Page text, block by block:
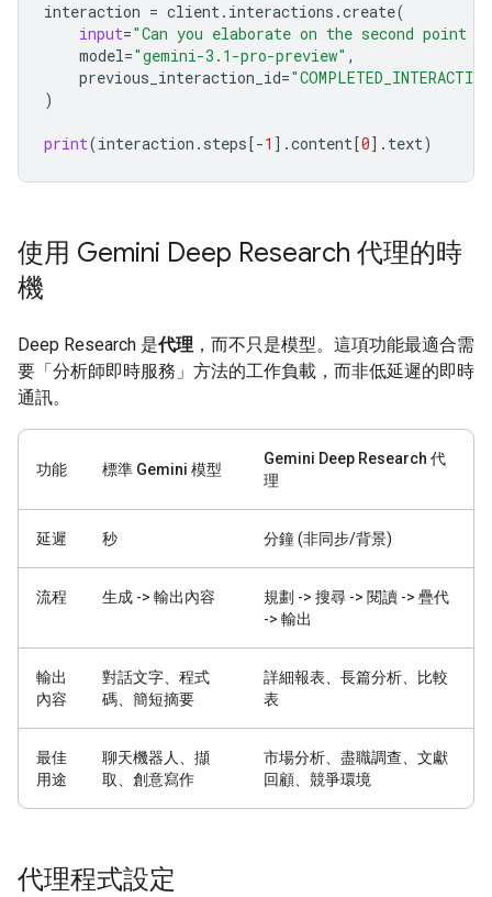
interaction = client. interactions .create(
input="Can you elaborate on the second point
model="gemini-3.1-pro-preview" ,
previous_interaction_id=
)
print(interaction . steps[-1 ] .content[0] . text)
使用 Gemini Deep Research 代理的時
機
Deep Research 是代理 ，而不只是模型。這項功能最適合需
要「分析師即時服務」方法的工作負載，而非低延遲的即時
通訊。
功能 標準 Gemini 模型
Gemini Deep Research 代
理
延遲 秒 分鐘 (非同步/背景)
流程 生成 -> 輸出內容
規劃 -> 搜尋 -> 閱讀 -> 疊代
-> 輸出
輸出
內容
對話文字、程式
碼、簡短摘要
詳細報表、長篇分析、比較
表
最佳
用途
聊天機器人、擷
取、創意寫作
市場分析、盡職調查、文獻
回顧、競爭環境
代理程式設定